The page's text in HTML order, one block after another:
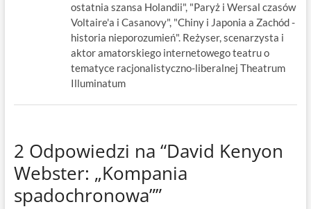
ostatnia szansa Holandii", "Paryż i Wersal czasów
Voltaire'a i Casanovy", "Chiny i Japonia a Zachód -
historia nieporozumień". Reżyser, scenarzysta i
aktor amatorskiego internetowego teatru o
tematyce racjonalistyczno-liberalnej Theatrum
Illuminatum
2 Odpowiedzi na “David Kenyon
Webster: „Kompania
spadochronowa””